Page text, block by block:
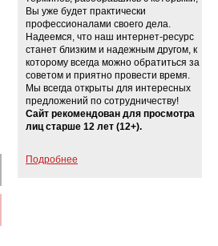
Вы уже будет практически
профессионалами своего дела.
Надеемся, что наш интернет-ресурс
станет близким и надежным другом, к
которому всегда можно обратиться за
советом и приятно провести время.
Мы всегда открыты для интересных
предложений по сотрудничеству!
Сайт рекомендован для просмотра
лиц старше 12 лет (12+).
Подробнее